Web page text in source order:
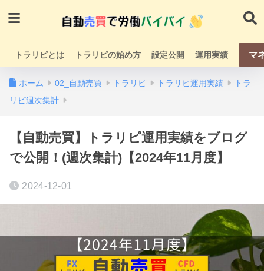
トラリピとは トラリピの始め方 設定公開 運用実績 マ
ホーム 02_自動売買 トラリピ トラリピ運用実績
トラ
リピ週次集計
【自動売買】トラリピ運用実績をブログ
で公開！(週次集計)【2024年11月度】
2024-12-01